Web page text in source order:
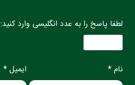
لطفا پاسخ را به عدد انگلیسی وارد کنید:
نام * ایمیل *